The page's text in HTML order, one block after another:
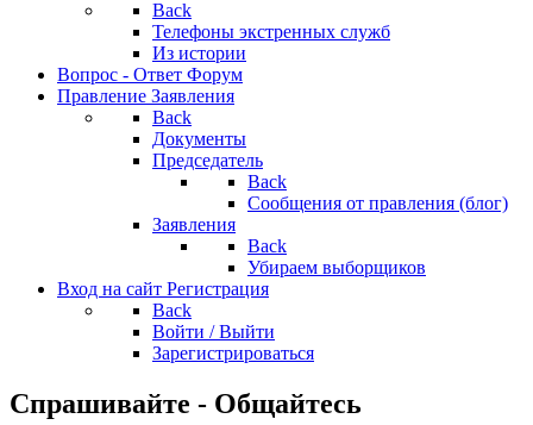
Back
Телефоны экстренных служб
Из истории
Вопрос - Ответ Форум
Правление Заявления
Back
Документы
Председатель
Back
Сообщения от правления (блог)
Заявления
Back
Убираем выборщиков
Вход на сайт Регистрация
Back
Войти / Выйти
Зарегистрироваться
Спрашивайте - Общайтесь